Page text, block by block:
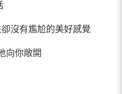
沒有尷尬的美好感覺
向你敞開